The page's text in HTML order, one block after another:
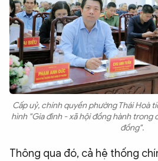
Cấp uỷ, chính quyền phường Thái Hoà
hình "Gia đình - xã hội đồng hành trong
đồng".
Thông qua đó, cả hệ thống